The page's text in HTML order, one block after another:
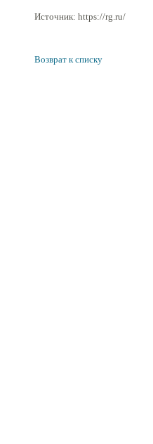
Источник: https://rg.ru/
Возврат к списку